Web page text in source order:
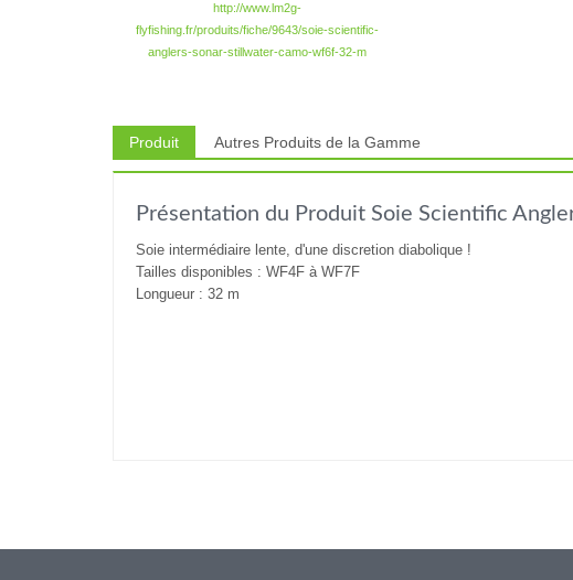
http://www.lm2g-
flyfishing.fr/produits/fiche/9643/soie-scientific-
anglers-sonar-stillwater-camo-wf6f-32-m
Produit Autres Produits de la Gamme
Présentation du Produit Soie Scientific
Soie intermédiaire lente, d'une discretion diabolique !
Tailles disponibles : WF4F à WF7F
Longueur : 32 m